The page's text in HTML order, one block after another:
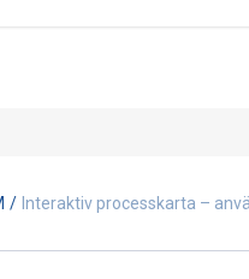
/ Interaktiv processkarta –